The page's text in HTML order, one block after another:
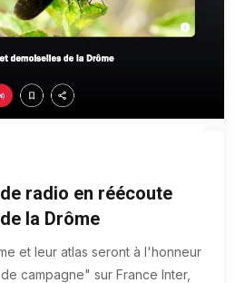
radio en réécoute
la Drôme
et leur atlas seront à l'honneur
campagne" sur France Inter,